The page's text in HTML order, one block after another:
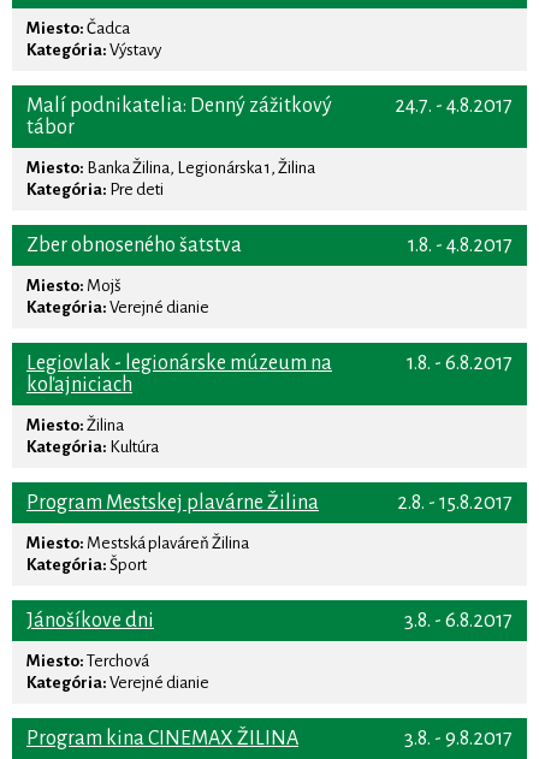
Miesto: Čadca
Kategória: Výstavy
24.7. - 4.8.2017
Malí podnikatelia: Denný zážitkový
tábor
Miesto: Banka Žilina, Legionárska 1, Žilina
Kategória: Pre deti
1.8. - 4.8.2017
Zber obnoseného šatstva
Miesto: Mojš
Kategória: Verejné dianie
1.8. - 6.8.2017
Legiovlak - legionárske múzeum na
koľajniciach
Miesto: Žilina
Kategória: Kultúra
2.8. - 15.8.2017
Program Mestskej plavárne Žilina
Miesto: Mestská plaváreň Žilina
Kategória: Šport
3.8. - 6.8.2017
Jánošíkove dni
Miesto: Terchová
Kategória: Verejné dianie
3.8. - 9.8.2017
Program kina CINEMAX ŽILINA